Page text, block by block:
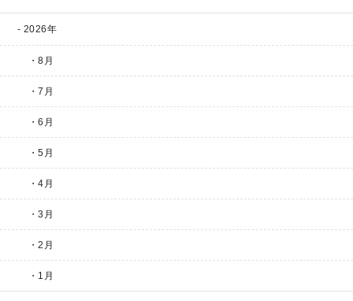
2026年
・8月
・7月
・6月
・5月
・4月
・3月
・2月
・1月